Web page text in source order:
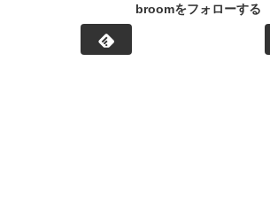
broomをフォローする